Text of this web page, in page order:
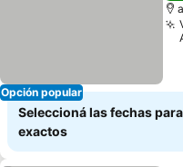
Opción popular
Seleccioná las fechas
exactos